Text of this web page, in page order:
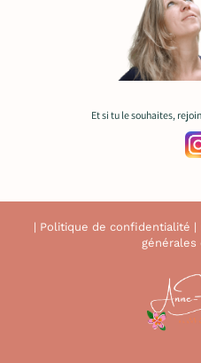
Et si tu le souhaites,
| Politique de confidentialité |
générales